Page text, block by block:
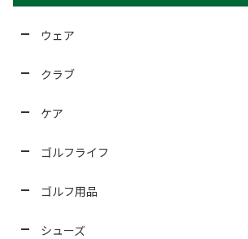
ウェア
クラブ
ケア
ゴルフライフ
ゴルフ用品
シューズ